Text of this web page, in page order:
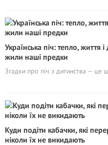
Українська піч: тепло, життя
жили наші предки
Згадки про піч з дитинства — це
Куди подіти кабачки, які
ніколи їх не викидають